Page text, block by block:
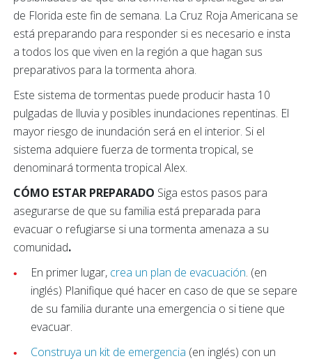
de Florida este fin de semana. La Cruz Roja Americana se
está preparando para responder si es necesario e insta
a todos los que viven en la región a que hagan sus
preparativos para la tormenta ahora.
Este sistema de tormentas puede producir hasta 10
pulgadas de lluvia y posibles inundaciones repentinas. El
mayor riesgo de inundación será en el interior. Si el
sistema adquiere fuerza de tormenta tropical, se
denominará tormenta tropical Alex.
CÓMO ESTAR PREPARADO Siga estos pasos para
asegurarse de que su familia está preparada para
evacuar o refugiarse si una tormenta amenaza a su
comunidad.
En primer lugar, crea un plan de evacuación. (en
inglés) Planifique qué hacer en caso de que se separe
de su familia durante una emergencia o si tiene que
evacuar.
Construya un kit de emergencia (en inglés) con un